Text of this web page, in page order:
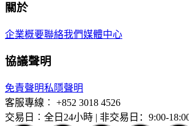
關於
企業概要聯絡我們媒體中心
協議聲明
免責聲明私隱聲明
客服專線︰ +852 3018 4526
交易日︰全日24小時 | 非交易日：9:00-